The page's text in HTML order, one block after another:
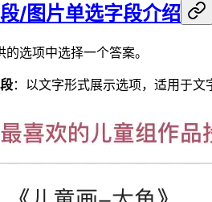
/图片单选字段介绍
选项中选择一个答案。
：以文字形式展示选项，适用于文